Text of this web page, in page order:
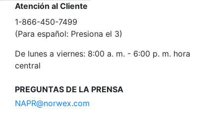
Atención al Cliente
1-866-450-7499
(Para español: Presiona el 3)
De lunes a viernes: 8:00 a. m. - 6:00 p. m. hora
central
PREGUNTAS DE LA PRENSA
NAPR@norwex.com